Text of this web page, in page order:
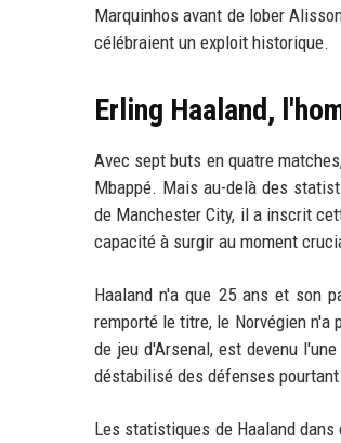
Marquinhos avant de lober
célébraient un exploit historique.
Erling Haaland,
Avec sept buts en quatre
Mbappé. Mais au-delà des
de Manchester City, il a inscrit
capacité à surgir au moment
Haaland n'a que 25 ans et son
remporté le titre, le Norvégien n'a
de jeu d'Arsenal, est devenu
déstabilisé des défenses
Les statistiques de Haaland